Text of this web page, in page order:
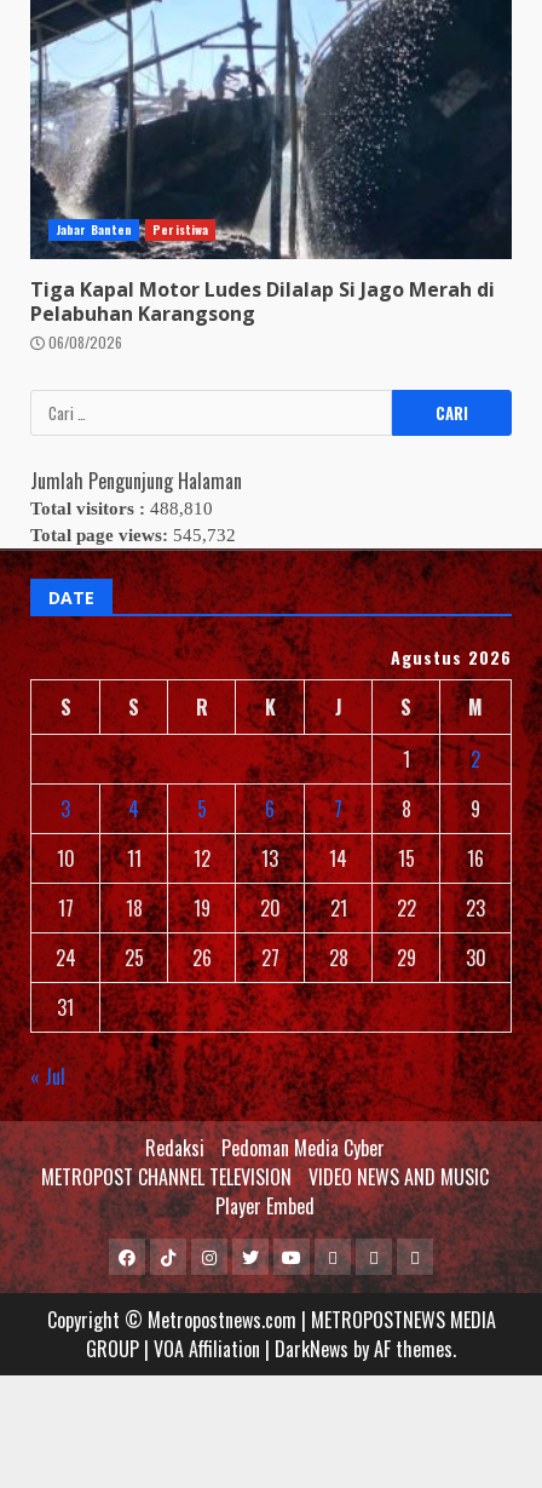
Jabar Banten Peristiwa
Tiga Kapal Motor Ludes Dilalap Si Jago Merah di
Pelabuhan Karangsong
06/08/2026
Cari
untuk:
Jumlah Pengunjung Halaman
Total visitors : 488,810
Total page views: 545,732
DATE
Agustus 2026
S S R K J S
M
1
2
3
4 5 6 7 8
9
10
11 12 13 14 15
16
17
18 19 20 21 22
23
24
25 26 27 28 29
30
31
« Jul
Redaksi Pedoman Media Cyber
METROPOST CHANNEL TELEVISION VIDEO NEWS AND MUSIC
Player Embed
Facebook
Tiktok
Metropostnews
Media
Group
Instagram
TwitterYoutubeMCTVVIDEO
NEWS
AND
MUSIC
Player
Embed
Copyright © Metropostnews.com | METROPOSTNEWS MEDIA
GROUP | VOA Affiliation | DarkNews by AF themes.